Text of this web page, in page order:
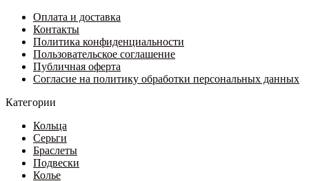
можно
выбрать
на
странице
товара.
200 ₽
31
500 ₽
Оплата и доставка
Контакты
Политика конфиденциальности
Пользовательское соглашение
Публичная оферта
Согласие на политику обработки персональных данных
Категории
Кольца
Серьги
Браслеты
Подвески
Колье